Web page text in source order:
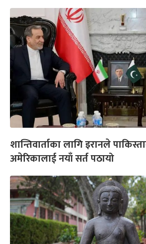
शान्तिवार्ताका लागि इरानले
अमेरिकालाई नयाँ सर्त पठायो